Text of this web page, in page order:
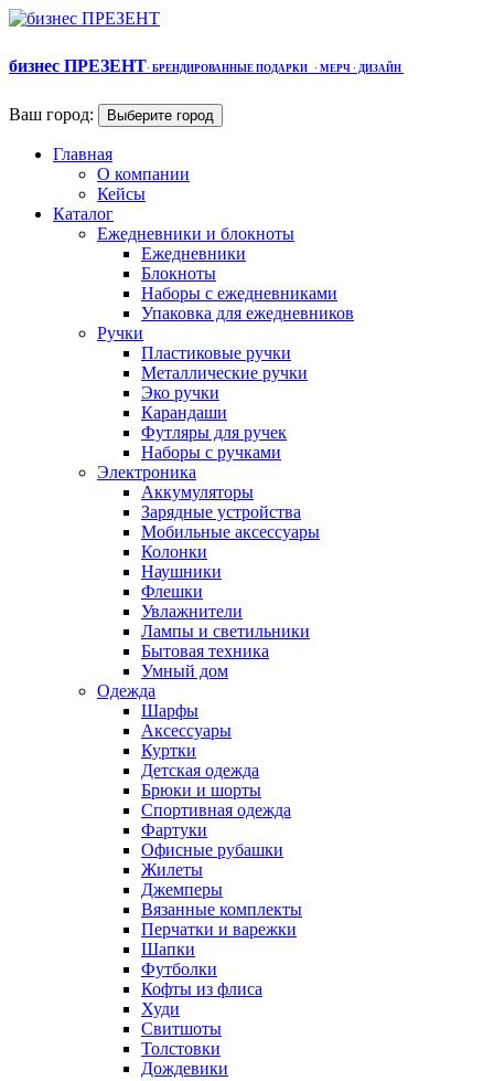
бизнес ПРЕЗЕНТ· БРЕНДИРОВАННЫЕ ПОДАРКИ · МЕРЧ · ДИЗАЙН
Ваш город: Выберите город
Главная
О компании
Кейсы
Каталог
Ежедневники и блокноты
Ежедневники
Блокноты
Наборы с ежедневниками
Упаковка для ежедневников
Ручки
Пластиковые ручки
Металлические ручки
Эко ручки
Карандаши
Футляры для ручек
Наборы с ручками
Электроника
Аккумуляторы
Зарядные устройства
Мобильные аксессуары
Колонки
Наушники
Флешки
Увлажнители
Лампы и светильники
Бытовая техника
Умный дом
Одежда
Шарфы
Аксессуары
Куртки
Детская одежда
Брюки и шорты
Спортивная одежда
Фартуки
Офисные рубашки
Жилеты
Джемперы
Вязанные комплекты
Перчатки и варежки
Шапки
Футболки
Кофты из флиса
Худи
Свитшоты
Толстовки
Дождевики